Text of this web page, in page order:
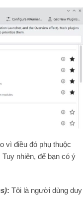
vì điều đó phụ thuộc
nhiên, để bạn có ý
: Tôi là người dùng duy